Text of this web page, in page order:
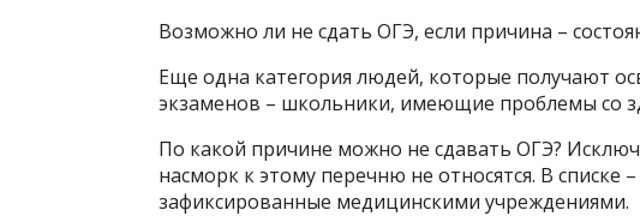
Возможно ли не сдать ОГЭ, если причина –
Еще одна категория людей, которые получают
экзаменов – школьники, имеющие проблемы со
По какой причине можно не сдавать ОГЭ?
насморк к этому перечню не относятся. В списке
зафиксированные медицинскими учреждениями.